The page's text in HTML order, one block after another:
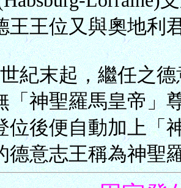
王王位又與奧地利
紀末起，繼任之
「神聖羅馬皇帝」
位後便自動加上「
德意志王稱為神聖